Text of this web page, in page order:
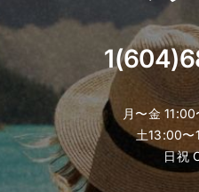
product
page
月〜金
土13:00〜
日祝